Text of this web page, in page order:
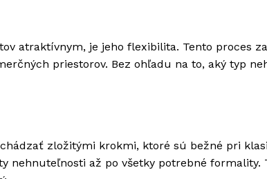
atraktívnym, je jeho flexibilita. Tento proces
priestorov. Bez ohľadu na to, aký typ
zložitými krokmi, ktoré sú bežné pri
nehnuteľnosti až po všetky potrebné